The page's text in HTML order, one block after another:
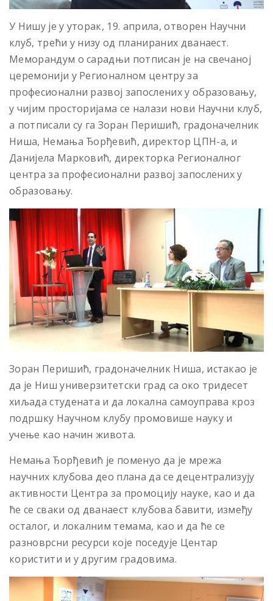
У Нишу је у уторак, 19. априла, отворен Научни
клуб, трећи у низу од планираних дванаест.
Меморандум о сарадњи потписан је на свечаној
церемонији у Регионалном центру за
професионални развој запослених у образовању,
у чијим просторијама се налази нови Научни клуб,
а потписали су га Зоран Перишић, градоначелник
Ниша, Немања Ђорђевић, директор ЦПН-а, и
Данијела Марковић, директорка Регионалног
центра за професионални развој запослених у
образовању.
Зоран Перишић, градоначелник Ниша, истакао је
да је Ниш универзитетски град са око тридесет
хиљада студената и да локална самоуправа кроз
подршку Научном клубу промовише науку и
учење као начин живота.
Немања Ђорђевић је поменуо да је мрежа
научних клубова део плана да се децентрализују
активности Центра за промоцију науке, као и да
ће се сваки од дванаест клубова бавити, између
осталог, и локалним темама, као и да ће се
разноврсни ресурси које поседује Центар
користити и у другим градовима.